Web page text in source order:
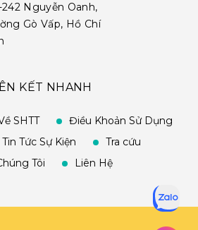
Nguyễn Oanh,
Gò Vấp, Hồ Chí
KẾT NHANH
SHTT
Điều Khoản Sử Dụng
Tin Tức Sự Kiện
Tra cứu
Tôi
Liên Hệ